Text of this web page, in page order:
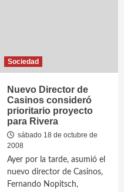
Sociedad
Nuevo Director de
Casinos consideró
prioritario proyecto
para Rivera
sábado 18 de octubre de
2008
Ayer por la tarde, asumió el
nuevo director de Casinos,
Fernando Nopitsch,